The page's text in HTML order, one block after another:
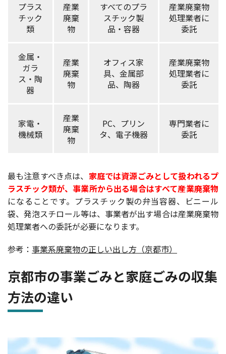
プラス
チック
類
産業
廃棄
物
すべてのプラ
スチック製
品・容器
産業廃棄物
処理業者に
委託
金属・
ガラ
ス・陶
器
産業
廃棄
物
オフィス家
具、金属部
品、陶器
産業廃棄物
処理業者に
委託
家電・
機械類
産業
廃棄
物
PC、プリン
タ、電子機器
専門業者に
委託
最も注意すべき点は、 家庭では資源ごみとして扱われるプ
ラスチック類が、事業所から出る場合はすべて産業廃棄物
になることです。プラスチック製の弁当容器、ビニール
袋、発泡スチロール等は、事業者が出す場合は産業廃棄物
処理業者への委託が必要になります。
参考： 事業系廃棄物の正しい出し方（京都市）
京都市の事業ごみと家庭ごみの収集
方法の違い